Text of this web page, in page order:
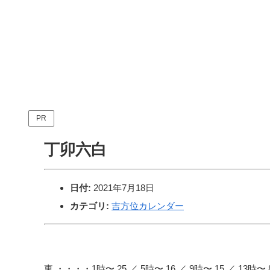
PR
丁卯六白
日付: 2021年7月18日
カテゴリ: 吉方位カレンダー